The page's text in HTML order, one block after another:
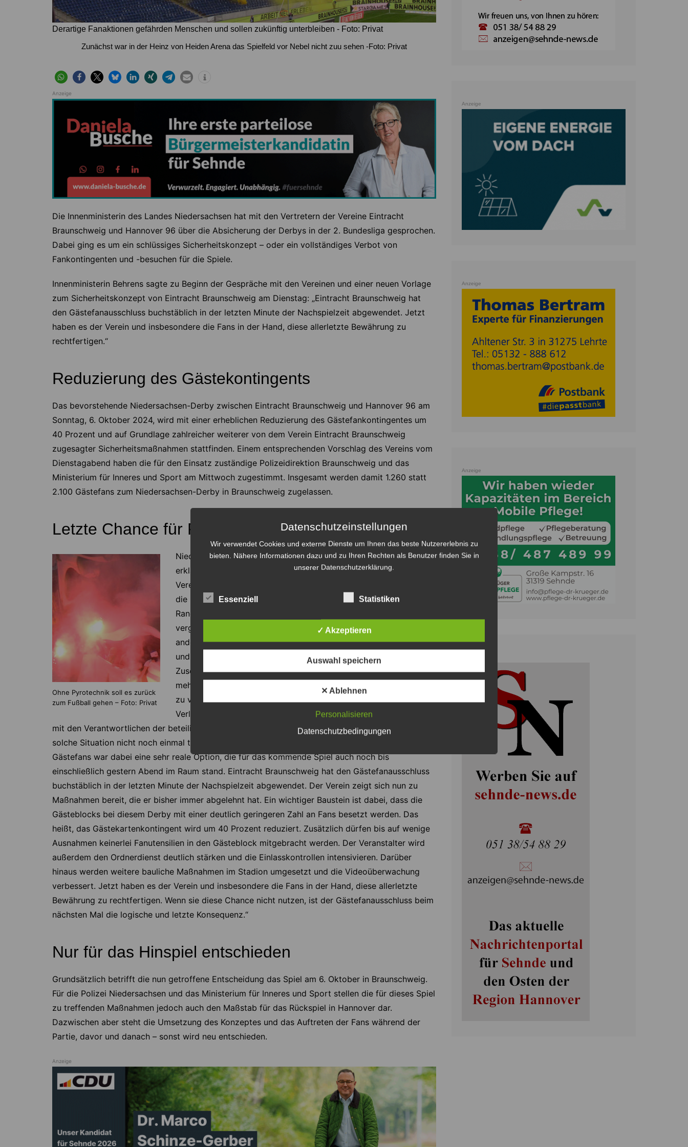
Derartige Fanaktionen gefährden Menschen und sollen zukünftig unterbleiben - Foto: Privat
Zunächst war in der Heinz von Heiden Arena das Spielfeld vor Nebel nicht zuu sehen -Foto: Privat
Anzeige
Die Innenministerin des Landes Niedersachsen hat mit den Vertretern der Vereine Eintracht
Braunschweig und Hannover 96 über die Absicherung der Derbys in der 2. Bundesliga gesprochen.
Dabei ging es um ein schlüssiges Sicherheitskonzept – oder ein vollständiges Verbot von
Fankontingenten und -besuchen für die Spiele.
Innenministerin Behrens sagte zu Beginn der Gespräche mit den Vereinen und einer neuen Vorlage
zum Sicherheitskonzept von Eintracht Braunschweig am Dienstag: „Eintracht Braunschweig hat
den Gästefanausschluss buchstäblich in der letzten Minute der Nachspielzeit abgewendet. Jetzt
haben es der Verein und insbesondere die Fans in der Hand, diese allerletzte Bewährung zu
rechtfertigen.“
Reduzierung des Gästekontingents
Das bevorstehende Niedersachsen-Derby zwischen Eintracht Braunschweig und Hannover 96 am
Sonntag, 6. Oktober 2024, wird mit einer erheblichen Reduzierung des Gästefankontingentes um
40 Prozent und auf Grundlage zahlreicher weiterer von dem Verein Eintracht Braunschweig
zugesagter Sicherheitsmaßnahmen stattfinden. Einem entsprechenden Vorschlag des Vereins vom
Dienstagabend haben die für den Einsatz zuständige Polizeidirektion Braunschweig und das
Ministerium für Inneres und Sport am Mittwoch zugestimmt. Insgesamt werden damit 1.260 statt
2.100 Gästefans zum Niedersachsen-Derby in Braunschweig zugelassen.
Letzte Chance für Fans
Ohne Pyrotechnik soll es zurück
zum Fußball gehen – Foto: Privat
Niedersachsens Ministerin für Inneres und Sport, Daniela Behrens,
erklärt: „Das Niedersachsen-Derby ist nicht nur für die Fans beider
Vereine das absolute Highlight der Saison, sondern leider auch für
die Chaoten, die diese Spiele als Vorwand für ihre Gewalt- und
Randale-Exzesse nutzen wollen. Bei den Begegnungen der
vergangenen Saison ist die Grenze des Verantwortbaren – unter
anderem durch den immensen Einsatz von Pyrotechnik als Waffe
und den extremen Vandalismus mit Gefahren für unbeteiligte
Zuschauer – deutlich überschritten worden. Das Resultat waren
mehrere verletzte Personen und es war ausschließlich dem Zufall
zu verdanken, dass es nicht zu noch mehr oder schwereren
Verletzungen gekommen ist. Wir haben in einem intensiven Dialog
mit den Verantwortlichen der beteiligten Vereine und der Polizei deutlich gemacht, dass wir eine
solche Situation nicht noch einmal tolerieren werden. Das Mittel des kompletten Ausschlusses der
Gästefans war dabei eine sehr reale Option, die für das kommende Spiel auch noch bis
einschließlich gestern Abend im Raum stand. Eintracht Braunschweig hat den Gästefanausschluss
buchstäblich in der letzten Minute der Nachspielzeit abgewendet. Der Verein zeigt sich nun zu
Maßnahmen bereit, die er bisher immer abgelehnt hat. Ein wichtiger Baustein ist dabei, dass die
Gästeblocks bei diesem Derby mit einer deutlich geringeren Zahl an Fans besetzt werden. Das
heißt, das Gästekartenkontingent wird um 40 Prozent reduziert. Zusätzlich dürfen bis auf wenige
Ausnahmen keinerlei Fanutensilien in den Gästeblock mitgebracht werden. Der Veranstalter wird
außerdem den Ordnerdienst deutlich stärken und die Einlasskontrollen intensivieren. Darüber
hinaus werden weitere bauliche Maßnahmen im Stadion umgesetzt und die Videoüberwachung
verbessert. Jetzt haben es der Verein und insbesondere die Fans in der Hand, diese allerletzte
Bewährung zu rechtfertigen. Wenn sie diese Chance nicht nutzen, ist der Gästefanausschluss beim
nächsten Mal die logische und letzte Konsequenz.“
Nur für das Hinspiel entschieden
Grundsätzlich betrifft die nun getroffene Entscheidung das Spiel am 6. Oktober in Braunschweig.
Für die Polizei Niedersachsen und das Ministerium für Inneres und Sport stellen die für dieses Spiel
zu treffenden Maßnahmen jedoch auch den Maßstab für das Rückspiel in Hannover dar.
Dazwischen aber steht die Umsetzung des Konzeptes und das Auftreten der Fans während der
Partie, davor und danach – sonst wird neu entschieden.
Anzeige
Anzeige
Anzeige
Anzeige
Datenschutzeinstellungen
Wir verwendet Cookies und externe Dienste um Ihnen das beste Nutzererlebnis zu
bieten. Nähere Informationen dazu und zu Ihren Rechten als Benutzer finden Sie in
unserer Datenschutzerklärung.
Essenziell Statistiken
✓ Akzeptieren
Auswahl speichern
✕ Ablehnen
Personalisieren
Datenschutzbedingungen